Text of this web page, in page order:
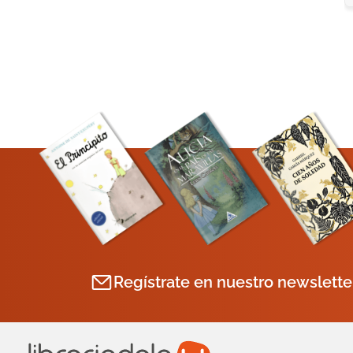
Regístrate en nuestro